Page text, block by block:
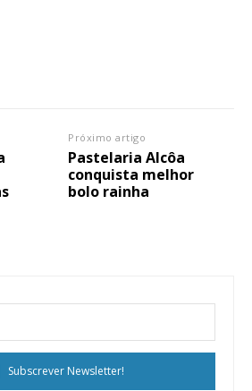
Próximo artigo
Pastelaria Alcôa
conquista melhor
bolo rainha
Subscrever Newsletter!